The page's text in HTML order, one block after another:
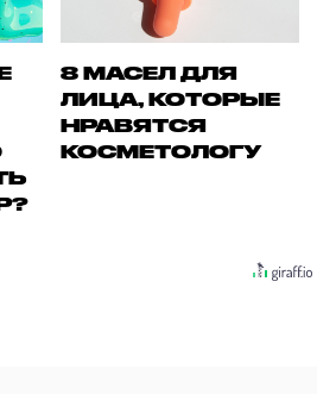
8 МАСЕЛ ДЛЯ
ЛИЦА, КОТОРЫЕ
НРАВЯТСЯ
КОСМЕТОЛОГУ